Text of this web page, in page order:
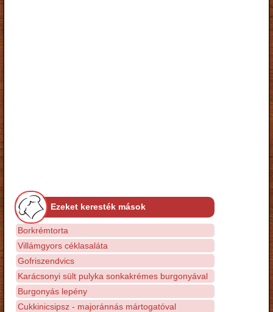
Ezeket keresték mások
Borkrémtorta
Villámgyors céklasaláta
Gofriszendvics
Karácsonyi sült pulyka sonkakrémes burgonyával
Burgonyás lepény
Cukkinicsipsz - majoránnás mártogatóval